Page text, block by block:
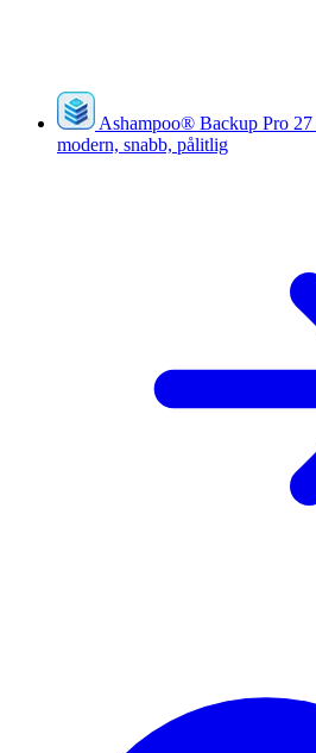
Ashampoo® Backup Pro 27
modern, snabb, pålitlig